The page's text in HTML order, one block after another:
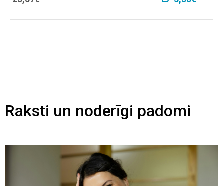
Raksti un noderīgi padomi